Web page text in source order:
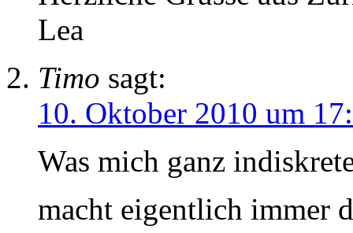
Lea
Timo sagt:
10. Oktober 2010 um
Was mich ganz
macht eigentlich immer